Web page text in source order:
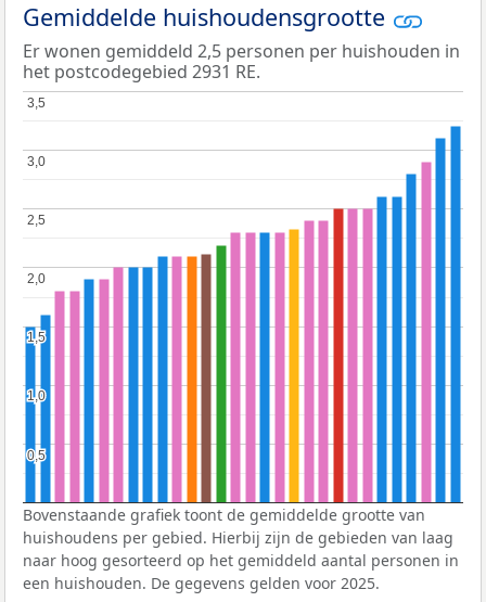
Gemiddelde huishoudensgrootte
Er wonen gemiddeld 2,5 personen per huishouden in
het postcodegebied 2931 RE.
0,5
0,5
1,0
1,0
1,5
1,5
2,0
2,0
2,5
2,5
3,0
3,0
3,5
3,5
Bovenstaande grafiek toont de gemiddelde grootte van
huishoudens per gebied. Hierbij zijn de gebieden van laag
naar hoog gesorteerd op het gemiddeld aantal personen in
een huishouden. De gegevens gelden voor 2025.